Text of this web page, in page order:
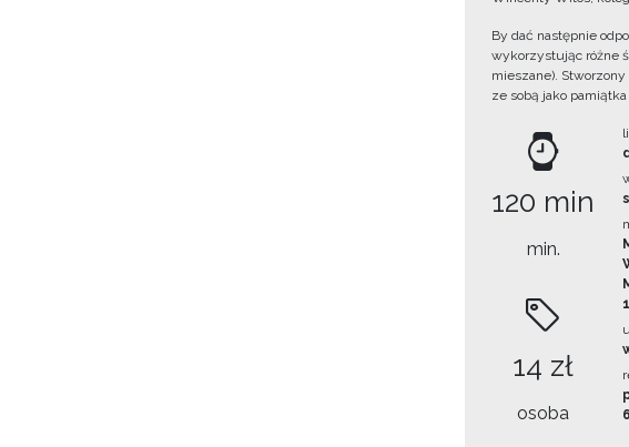
By dać następnie
wykorzystując różne
mieszane).
ze sobą jako
120 min
min.
14 zł
osoba